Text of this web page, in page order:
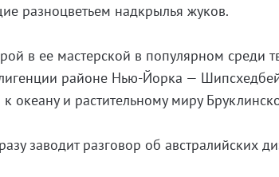
разноцветьем надкрылья жуков.
в ее мастерской в популярном среди
районе Нью-Йорка —
океану и растительному миру
заводит разговор об австралийских